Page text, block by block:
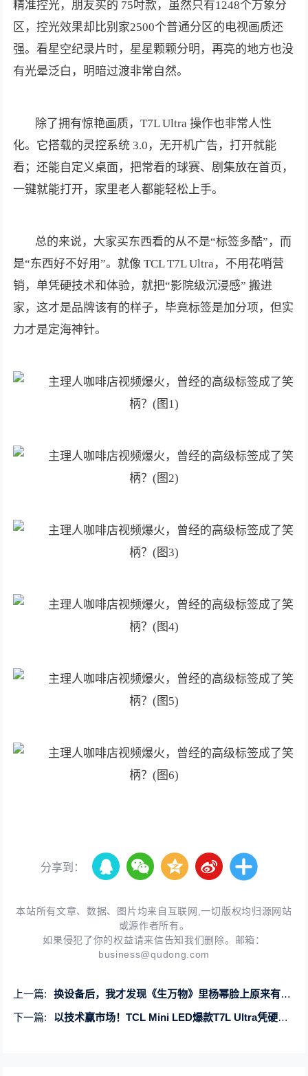
精准控光，朋友买的 75吋款，虽然只有1248个万象分
区，控光效果却比别家2500个普通分区的电视画质还
强。看星空纪录片时，星星颗颗分明，再亮的地方也没
有光晕泛白，明暗过渡非常自然。
除了拥有惊艳画质，T7L Ultra 操作也非常人性
化。它搭载的灵控系统 3.0，无开机广告，打开就能
看；还能自定义桌面，把常看的球赛、剧集放在首页，
一键就能打开，家里老人都能轻松上手。
总的来说，大家买东西看的从不是“标签多酷”，而
是“东西好不好用”。就像 TCL T7L Ultra，不用花哨营
销，单凭硬技术和体验，就把“影院级沉浸感” 搬进
家，这才是品牌该有的样子，毕竟标签是加分项，但实
力才是定海神针。
分享到：
本站所有文章、数据、图片均来自互联网,一切版权均归源网站
或源作者所有。
如果侵犯了你的权益请来信告知我们删除。邮箱：
business@qudong.com
上一篇:
换设备后，我才发现《生万物》里杨幂脸上原来有这么多“戏”！
下一篇:
以技术赢市场！TCL Mini LED爆款T7L Ultra凭硬核创新领跑行业